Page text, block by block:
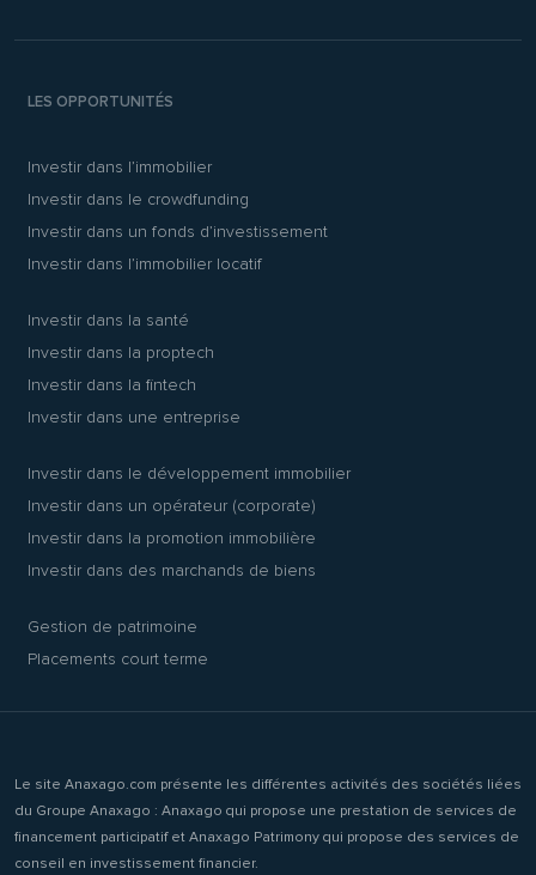
LES OPPORTUNITÉS
Investir dans l’immobilier
Investir dans le crowdfunding
Investir dans un fonds d’investissement
Investir dans l’immobilier locatif
Investir dans la santé
Investir dans la proptech
Investir dans la fintech
Investir dans une entreprise
Investir dans le développement immobilier
Investir dans un opérateur (corporate)
Investir dans la promotion immobilière
Investir dans des marchands de biens
Gestion de patrimoine
Placements court terme
Le site Anaxago.com présente les différentes activités des sociétés liées
du Groupe Anaxago : Anaxago qui propose une prestation de services de
financement participatif et Anaxago Patrimony qui propose des services de
conseil en investissement financier.